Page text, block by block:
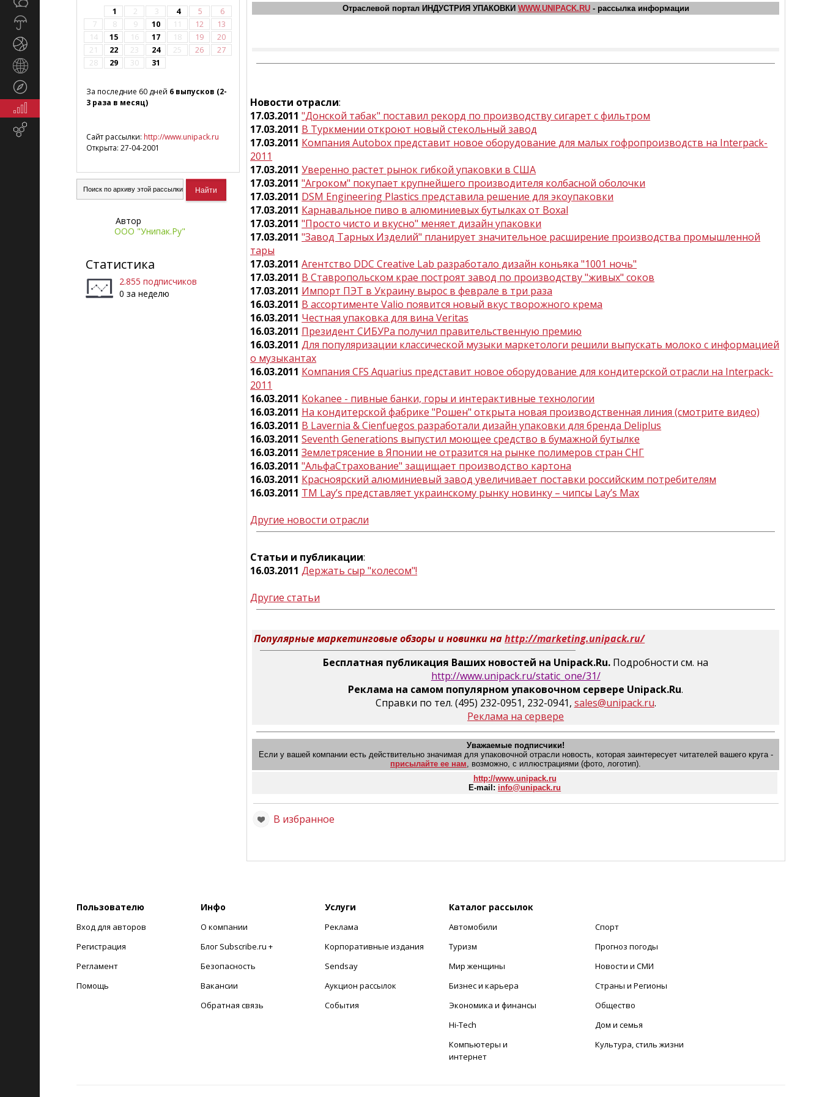
Экономика
маркетинг
1 2 3 4 5
6
7
8 9 10 11 12
13
14
15 16 17 18 19
20
21
22 23 24 25 26
27
28
29 30 31
За последние 60 дней 6 выпусков (2-
3 раза в месяц)
Сайт рассылки: http://www.unipack.ru
Открыта: 27-04-2001
Автор
ООО "Унипак.Ру"
Статистика
2.855 подписчиков
0 за неделю
Отраслевой портал ИНДУСТРИЯ УПАКОВКИ WWW.UNIPACK.RU- рассылка информации
Новости отрасли:
17.03.2011 "Донской табак" поставил рекорд по производству сигарет с фильтром
17.03.2011 В Туркмении откроют новый стекольный завод
17.03.2011 Компания Autobox представит новое оборудование для малых гофропроизводств на Interpack-
2011
17.03.2011 Уверенно растет рынок гибкой упаковки в США
17.03.2011 "Агроком" покупает крупнейшего производителя колбасной оболочки
17.03.2011 DSM Engineering Plastics представила решение для экоупаковки
17.03.2011 Карнавальное пиво в алюминиевых бутылках от Boxal
17.03.2011 "Просто чисто и вкусно" меняет дизайн упаковки
17.03.2011 "Завод Тарных Изделий" планирует значительное расширение производства промышленной
тары
17.03.2011 Агентство DDC Creative Lab разработало дизайн коньяка "1001 ночь"
17.03.2011 В Ставропольском крае построят завод по производству "живых" соков
17.03.2011 Импорт ПЭТ в Украину вырос в феврале в три раза
16.03.2011 В ассортименте Valio появится новый вкус творожного крема
16.03.2011 Честная упаковка для вина Veritas
16.03.2011 Президент СИБУРа получил правительственную премию
16.03.2011 Для популяризации классической музыки маркетологи решили выпускать молоко с информацией
о музыкантах
16.03.2011 Компания CFS Aquarius представит новое оборудование для кондитерской отрасли на Interpack-
2011
16.03.2011 Kokanee - пивные банки, горы и интерактивные технологии
16.03.2011 На кондитерской фабрике "Рошен" открыта новая производственная линия (смотрите видео)
16.03.2011 В Lavernia & Cienfuegos разработали дизайн упаковки для бренда Deliplus
16.03.2011 Seventh Generations выпустил моющее средство в бумажной бутылке
16.03.2011 Землетрясение в Японии не отразится на рынке полимеров стран СНГ
16.03.2011 "АльфаСтрахование" защищает производство картона
16.03.2011 Красноярский алюминиевый завод увеличивает поставки российским потребителям
16.03.2011 ТМ Lay’s представляет украинскому рынку новинку – чипсы Lay’s Max
Другие новости отрасли
Статьи и публикации:
16.03.2011 Держать сыр "колесом"!
Другие статьи
Популярные маркетинговые обзоры и новинки наhttp://marketing.unipack.ru/
Бесплатная публикация Ваших новостей на Unipack.Ru. Подробности см. на
http://www.unipack.ru/static_one/31/
Реклама на самом популярном упаковочном сервере Unipack.Ru.
Справки по тел. (495) 232-0951, 232-0941, sales@unipack.ru.
Реклама на сервере
Уважаемые подписчики!
Если у вашей компании есть действительно значимая для упаковочной отрасли новость, которая заинтересует читателей вашего круга -
присылайте ее нам, возможно, с иллюстрациями (фото, логотип).
http://www.unipack.ru
E-mail: info@unipack.ru
В избранное
Пользователю
Вход для авторов
Регистрация
Регламент
Помощь
Инфо
О компании
Блог Subscribe.ru +
Безопасность
Вакансии
Обратная связь
Услуги
Реклама
Корпоративные издания
Sendsay
Аукцион рассылок
События
Каталог рассылок
Автомобили
Туризм
Мир женщины
Бизнес и карьера
Экономика и финансы
Hi-Tech
Компьютеры и
интернет
Спорт
Прогноз погоды
Новости и СМИ
Страны и Регионы
Общество
Дом и семья
Культура, стиль жизни